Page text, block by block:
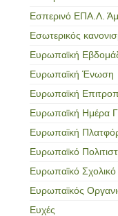
Εσπερινό ΕΠΑ.Λ.
Εσωτερικός
Ευρωπαϊκή
Ευρωπαϊκή Ένωση
Ευρωπαϊκή
Ευρωπαϊκή Ημέρα
Ευρωπαϊκή
Ευρωπαϊκό
Ευρωπαϊκό Σχολικό
Ευρωπαϊκός
Ευχές